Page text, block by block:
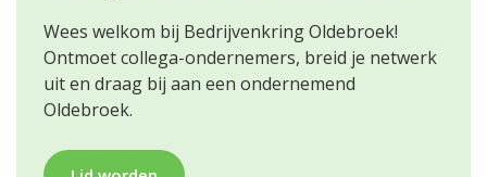
Wees welkom bij Bedrijvenkring Oldebroek!
Ontmoet collega-ondernemers, breid je netwerk
uit en draag bij aan een ondernemend
Oldebroek.